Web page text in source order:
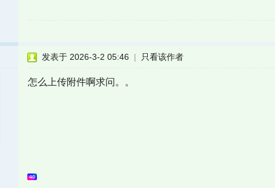
发表于 2026-3-2 05:46 | 只看该作者
怎么上传附件啊求问。。